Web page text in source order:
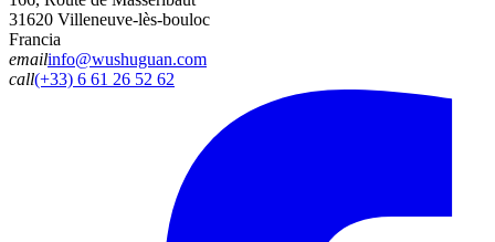
31620 Villeneuve-lès-bouloc
Francia
emailinfo@wushuguan.com
call(+33) 6 61 26 52 62